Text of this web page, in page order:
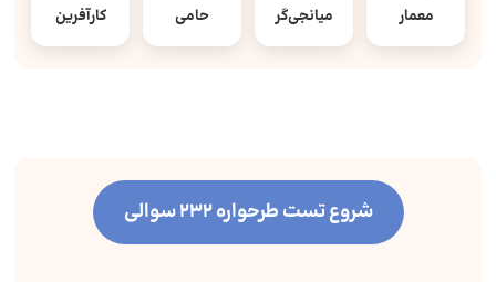
معمار
میانجی‌گر
حامی
کارآفرین
شروع تست طرحواره 232 سوالی